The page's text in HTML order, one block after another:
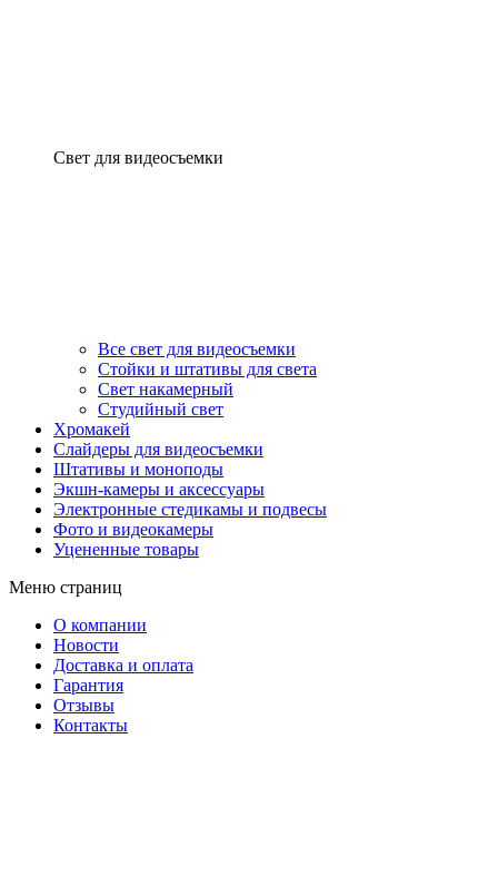
Свет для видеосъемки
Все свет для видеосъемки
Стойки и штативы для света
Свет накамерный
Студийный свет
Хромакей
Слайдеры для видеосъемки
Штативы и моноподы
Экшн-камеры и аксессуары
Электронные стедикамы и подвесы
Фото и видеокамеры
Уцененные товары
Меню страниц
О компании
Новости
Доставка и оплата
Гарантия
Отзывы
Контакты